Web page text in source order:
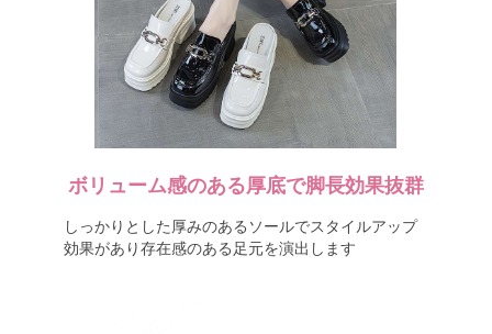
ボリューム感のある厚底で脚長効果抜群
しっかりとした厚みのあるソールでスタイルアップ
効果があり存在感のある足元を演出します